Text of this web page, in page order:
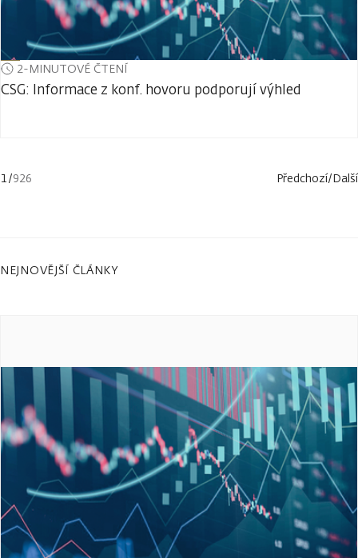
2-MINUTOVÉ ČTENÍ
CSG: Informace z konf. hovoru podporují výhled
1/926 Předchozí/Další
NEJNOVĚJŠÍ ČLÁNKY